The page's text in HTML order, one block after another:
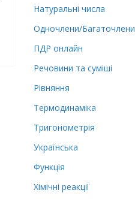
Натуральні числа
Одночлени/Багаточлени
ПДР онлайн
Речовини та суміші
Рівняння
Термодинаміка
Тригонометрія
Українська
Функція
Хімічні реакції